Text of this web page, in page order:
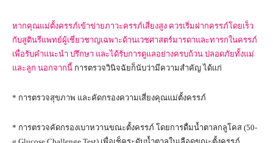
หากคุณแม่ตั้งครรภ์เข้าข่ายภาวะครรภ์เสี่ยงสูง ควรเริ่มฝากครรภ์โดยเร็ว
กับสูตินรีแพทย์ผู้เชี่ยวชาญเฉพาะด้านเวชศาสตร์มารดาและทารกในครรภ์
เพื่อรับคำแนะนำ ปรึกษา และได้รับการดูแลอย่างครบถ้วน ปลอดภัยทั้งแม่
และลูก นอกจากนี้ การตรวจวินิจฉัยก็นับว่ามีความสำคัญ ได้แก่
* การตรวจสุขภาพ และคัดกรองความเสี่ยงคุณแม่ตั้งครรภ์
* การตรวจคัดกรองเบาหวานขณะตั้งครรภ์ โดยการดื่มน้ำตาลกลูโคส (50-